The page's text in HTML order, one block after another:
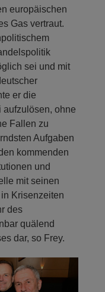
zu lange an
Russland
europäischen
Gas vertraut.
sei und mit
er die
ohne
Fallen zu
Aufgaben
kommenden
Krisenzeiten
des
quälend
dar, so Frey.